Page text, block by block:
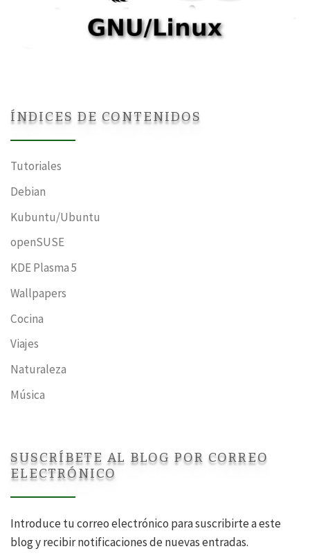
ÍNDICES DE CONTENIDOS
Tutoriales
Debian
Kubuntu/Ubuntu
openSUSE
KDE Plasma 5
Wallpapers
Cocina
Viajes
Naturaleza
Música
SUSCRÍBETE AL BLOG POR CORREO
ELECTRÓNICO
Introduce tu correo electrónico para suscribirte a este
blog y recibir notificaciones de nuevas entradas.